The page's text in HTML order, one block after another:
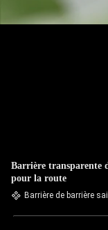
Barrière transparente
pour la route
Barrière de barrière